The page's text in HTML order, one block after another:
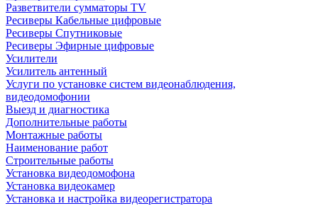
Разветвители сумматоры TV
Ресиверы Кабельные цифровые
Ресиверы Спутниковые
Ресиверы Эфирные цифровые
Усилители
Усилитель антенный
Услуги по установке систем видеонаблюдения,
видеодомофонии
Выезд и диагностика
Дополнительные работы
Монтажные работы
Наименование работ
Строительные работы
Установка видеодомофона
Установка видеокамер
Установка и настройка видеорегистратора